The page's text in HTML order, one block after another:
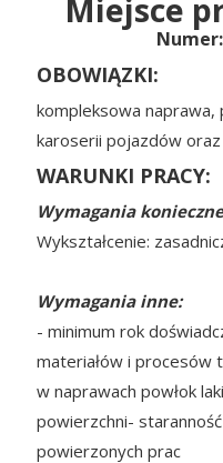
Miejsce
OBOWIĄZKI:
kompleksowa
karoserii pojazdów
WARUNKI PRACY:
Wymagania
Wykształcenie:
Wymagania inne:
- minimum rok
materiałów i procesów
w naprawach powłok
powierzchni-
powierzonych prac